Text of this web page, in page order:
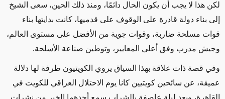
لكن هذا لا يجب أن يكون الحال دائمًا، ومنذ ذلك الحين، سعى الشيخ
إلى بناء دولة قادرة على الوقوف على قدميها، كانت بدايتها بناء
قوات مسلحة ضاربة، وقوات جوية من الأفضل على مستوى العالم،
وجيش مدرب وفق أعلى المعايير، وتوطين صناعة الأسلحة.
وفي قصة ذات علاقة بهذا السياق يروي الكويتيون طرفة لها دلالة
عميقة، عن سائحين كويتيين كانا يوم الاحتلال العراقي للكويت في
القاهرة، وبعد ليلة عاصفة بالشراب سمع أحدهما الخبر من نشرات